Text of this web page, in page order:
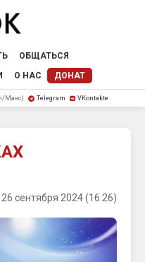
ОБЩАТЬСЯ
О НАС ДОНАТ
Макс) Telegram VKontakte
26 сентября 2024 (16:26)